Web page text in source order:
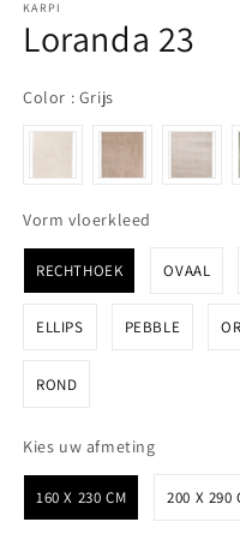
KARPI
Loranda 23
Color : GrijsColor
Vorm vloerkleed
RECHTHOEK OVAAL
ELLIPS PEBBLE
ROND
Kies uw afmetingKies uw
160 X 230 CM 200 X 290